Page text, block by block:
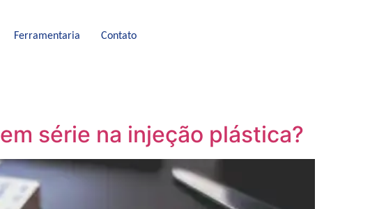
Ferramentaria Contato
série na injeção plástica?